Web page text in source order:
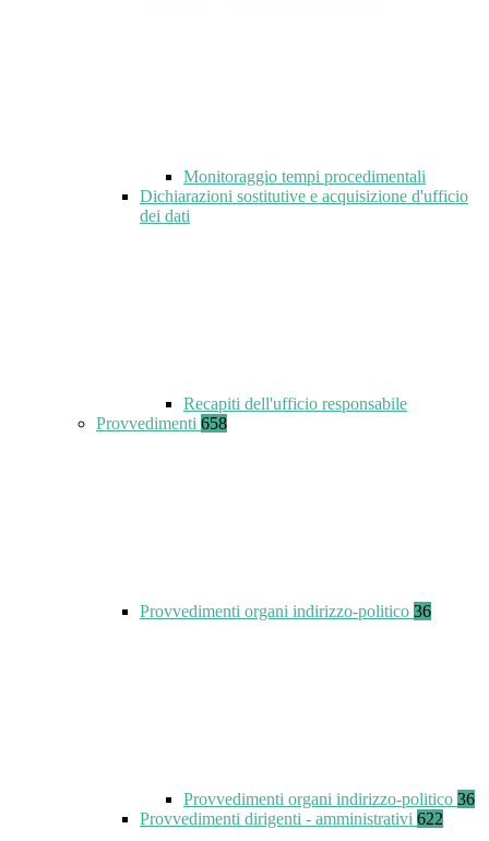
Monitoraggio tempi procedimentali
Dichiarazioni sostitutive e acquisizione d'ufficio
dei dati
Recapiti dell'ufficio responsabile
Provvedimenti 658
Provvedimenti organi indirizzo-politico 36
Provvedimenti organi indirizzo-politico 36
Provvedimenti dirigenti - amministrativi 622